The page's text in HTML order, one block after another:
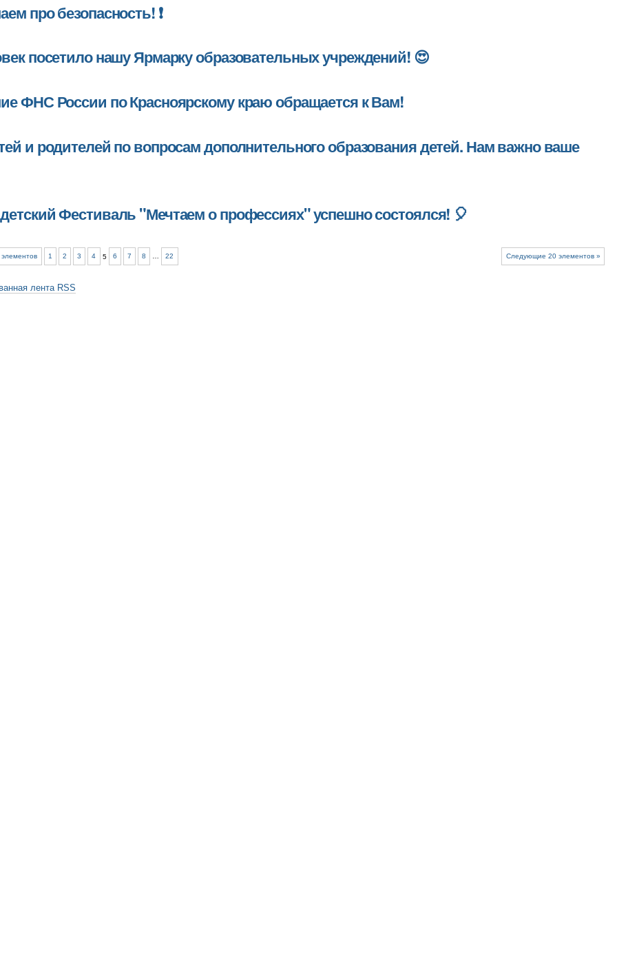
про безопасность! ❗
посетило нашу Ярмарку образовательных учреждений! 😍
ФНС России по Красноярскому краю обращается к Вам!
и родителей по вопросам дополнительного образования детей. Нам важно ваше
Фестиваль "Мечтаем о профессиях" успешно состоялся! 🎈
Следующие 20 элементов »
1 2 3 4 5 6 7 8 22
лента RSS